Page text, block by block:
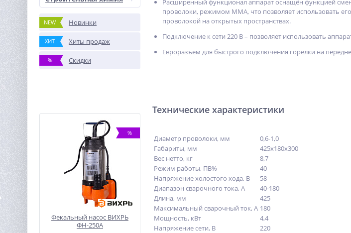
NEW Новинки
ХИТ Хиты продаж
% Скидки
%
Фекальный насос ВИХРЬ
ФН-250А
Расширенный функционал аппарат оснащён функцией
проволоки, режимом ММА, что позволяет использовать
проволокой на открытых пространствах.
Подключение к сети 220 В – позволяет использовать
Евроразъем для быстрого подключения горелки на
Технические характеристики
Диаметр проволоки, мм
0,6-1,0
Габариты, мм
425х180х300
Вес нетто, кг
8,7
Режим работы, ПВ%
40
Напряжение холостого хода, В
58
Диапазон сварочного тока, А
40-180
Длина, мм
425
Максимальный сварочный ток, А 180
Мощность, кВт
4,4
Напряжение сети, В
220